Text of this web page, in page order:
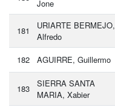
Jone
181
URIARTE BERMEJO,
Alfredo
182 AGUIRRE, Guillermo
183
SIERRA SANTA
MARIA, Xabier